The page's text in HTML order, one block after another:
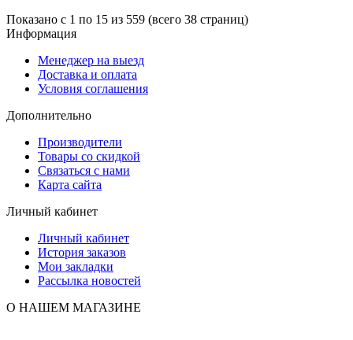
Показано с 1 по 15 из 559 (всего 38 страниц)
Информация
Менеджер на выезд
Доставка и оплата
Условия соглашения
Дополнительно
Производители
Товары со скидкой
Связаться с нами
Карта сайта
Личный кабинет
Личный кабинет
История заказов
Мои закладки
Рассылка новостей
О НАШЕМ МАГАЗИНЕ